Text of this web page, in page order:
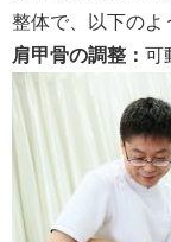
整体で、以下のよ
肩甲骨の調整： 可